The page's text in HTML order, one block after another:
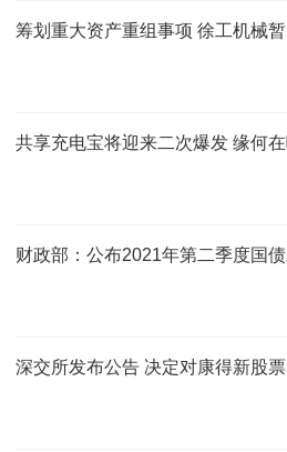
筹划重大资产重组事项 徐工机械
共享充电宝将迎来二次爆发 缘何
财政部：公布2021年第二季度国债
深交所发布公告 决定对康得新股